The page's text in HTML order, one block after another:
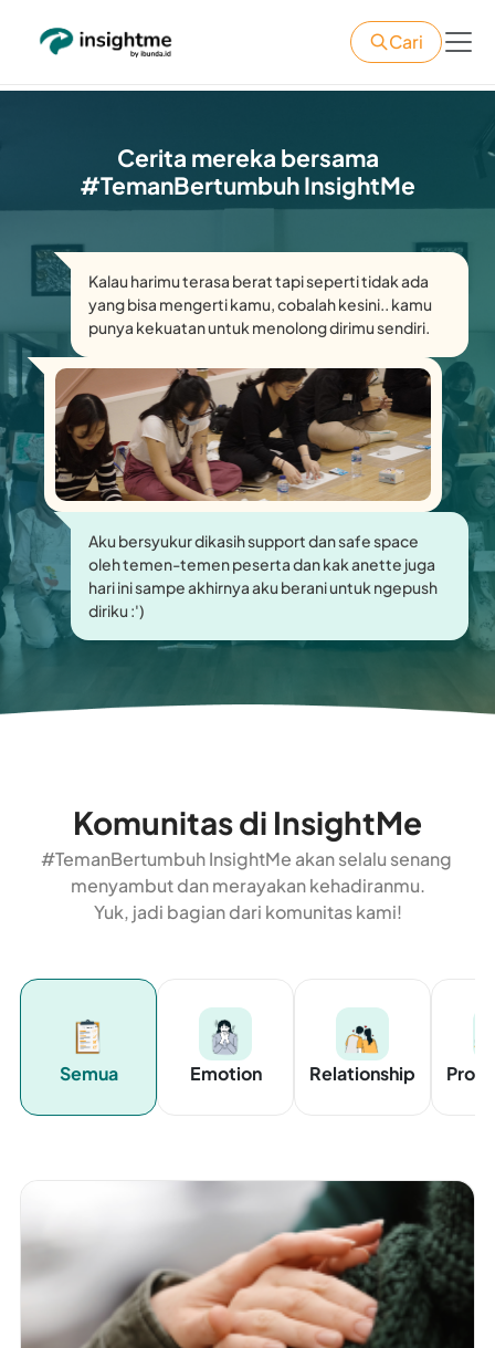
Cari
Cerita mereka bersama
#TemanBertumbuh InsightMe
Kalau harimu terasa berat tapi seperti tidak ada
yang bisa mengerti kamu, cobalah kesini.. kamu
punya kekuatan untuk menolong dirimu sendiri.
Aku bersyukur dikasih support dan safe space
oleh temen-temen peserta dan kak anette juga
hari ini sampe akhirnya aku berani untuk ngepush
diriku :')
Komunitas di InsightMe
#TemanBertumbuh InsightMe akan selalu senang
menyambut dan merayakan kehadiranmu.
Yuk, jadi bagian dari komunitas kami!
Semua Emotion Relationship